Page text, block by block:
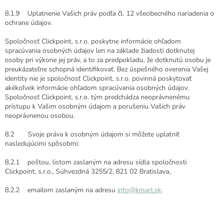
8.1.9 Uplatnenie Vašich práv podľa čl. 12 všeobecného nariadenia o
ochrane údajov.
Spoločnosť Clickpoint, s.r.o. poskytne informácie ohľadom
spracúvania osobných údajov len na základe žiadosti dotknutej
osoby pri výkone jej práv, a to za predpokladu, že dotknutú osobu je
preukázateľne schopná identifikovať. Bez úspešného overenia Vašej
identity nie je spoločnosť Clickpoint, s.r.o. povinná poskytovať
akékoľvek informácie ohľadom spracúvania osobných údajov.
Spoločnosť Clickpoint, s.r.o. tým predchádza neoprávnenému
prístupu k Vašim osobným údajom a porušeniu Vašich práv
neoprávnenou osobou.
8.2 Svoje práva k osobným údajom si môžete uplatniť
nasledujúcimi spôsobmi:
8.2.1 poštou, listom zaslaným na adresu sídla spoločnosti
Clickpoint, s.r.o., Súhvezdná 3255/2, 821 02 Bratislava,
8.2.2 emailom zaslaným na adresu info@kmart.sk.